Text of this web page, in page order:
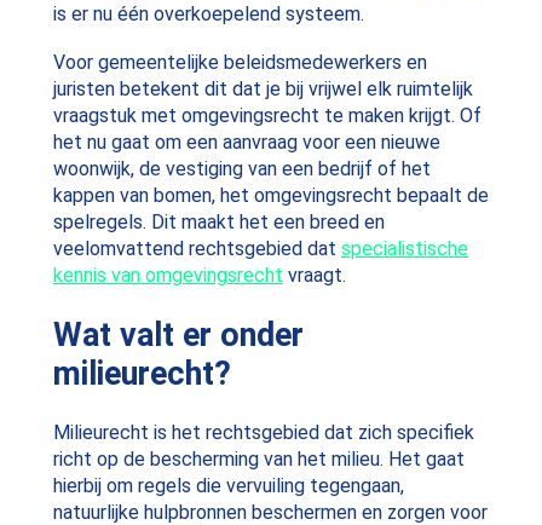
is er nu één overkoepelend systeem.
Voor gemeentelijke beleidsmedewerkers en
juristen betekent dit dat je bij vrijwel elk ruimtelijk
vraagstuk met omgevingsrecht te maken krijgt. Of
het nu gaat om een aanvraag voor een nieuwe
woonwijk, de vestiging van een bedrijf of het
kappen van bomen, het omgevingsrecht bepaalt de
spelregels. Dit maakt het een breed en
veelomvattend rechtsgebied dat specialistische
kennis van omgevingsrecht vraagt.
Wat valt er onder
milieurecht?
Milieurecht is het rechtsgebied dat zich specifiek
richt op de bescherming van het milieu. Het gaat
hierbij om regels die vervuiling tegengaan,
natuurlijke hulpbronnen beschermen en zorgen voor